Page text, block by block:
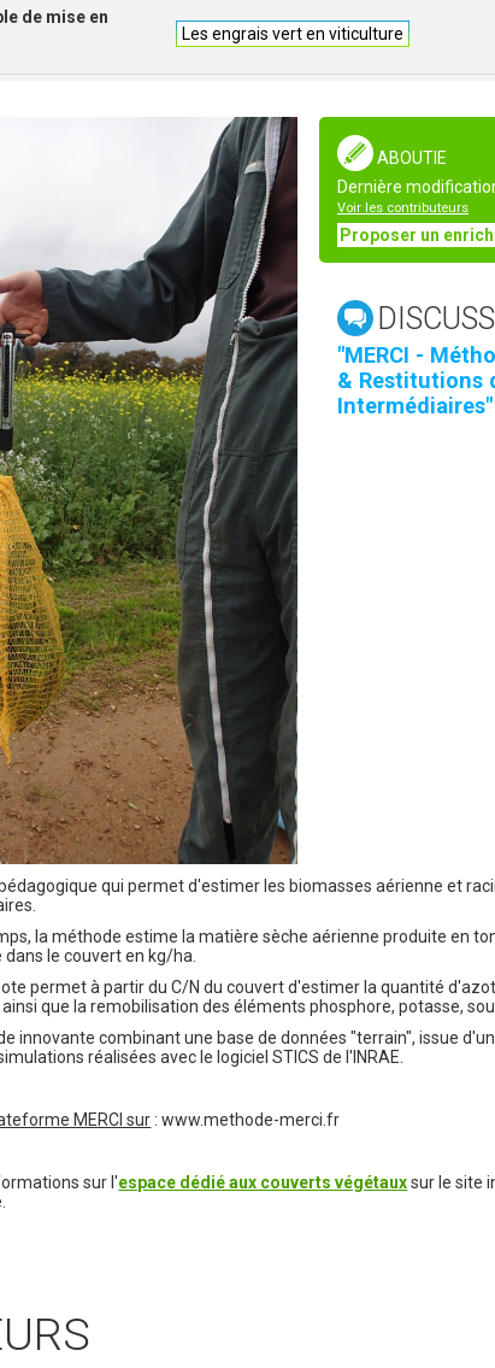
de mise en
Les engrais vert en viticulture
ABOUTIE
Dernière
Voir les contributeurs
Proposer un
"MERCI -
& Restitutions
Intermédiaires"
qui permet d'estimer les biomasses aérienne et
la méthode estime la matière sèche aérienne produite en
le couvert en kg/ha.
permet à partir du C/N du couvert d'estimer la quantité
que la remobilisation des éléments phosphore, potasse,
innovante combinant une base de données "terrain", issue
réalisées avec le logiciel STICS de l'INRAE.
MERCI sur : www.methode-merci.fr
sur l'espace dédié aux couverts végétauxsur le site